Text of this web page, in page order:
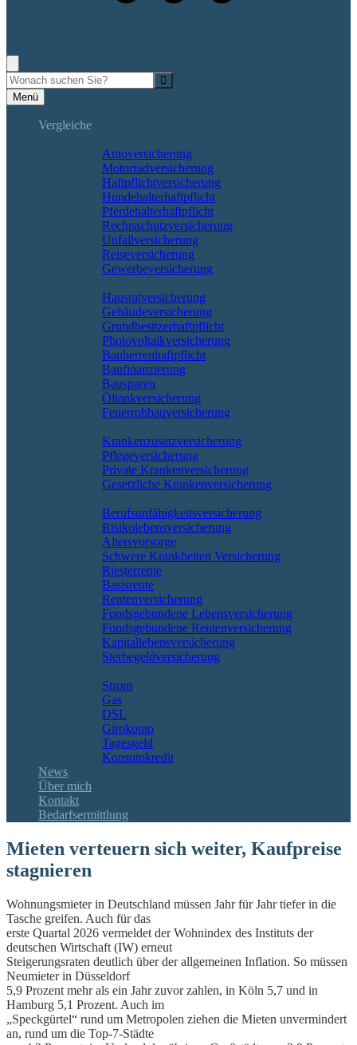
Menü
Vergleiche
Autoversicherung
Motorradversicherung
Haftpflichtversicherung
Hundehalterhaftpflicht
Pferdehalterhaftpflicht
Rechtsschutzversicherung
Unfallversicherung
Reiseversicherung
Gewerbeversicherung
Hausratversicherung
Gebäudeversicherung
Grundbesitzerhaftpflicht
Photovoltaikversicherung
Bauherrenhaftpflicht
Baufinanzierung
Bausparen
Öltankversicherung
Feuerrohbauversicherung
Krankenzusatzversicherung
Pflegeversicherung
Private Krankenversicherung
Gesetzliche Krankenversicherung
Berufs­unfähigkeitsversicherung
Risikolebensversicherung
Altersvorsorge
Schwere Krankheiten Versicherung
Riesterrente
Basisrente
Rentenversicherung
Fondsgebundene Lebensversicherung
Fondsgebundene Rentenversicherung
Kapitallebensversicherung
Sterbegeldversicherung
Strom
Gas
DSL
Girokonto
Tagesgeld
Konsumkredit
News
Über mich
Kontakt
Bedarfsermittlung
Mieten verteuern sich weiter, Kaufpreise
stagnieren
Wohnungsmieter in Deutschland müssen Jahr für Jahr tiefer in die
Tasche greifen. Auch für das
erste Quartal 2026 vermeldet der Wohnindex des Instituts der
deutschen Wirtschaft (IW) erneut
Steigerungsraten deutlich über der allgemeinen Inflation. So müssen
Neumieter in Düsseldorf
5,9 Prozent mehr als ein Jahr zuvor zahlen, in Köln 5,7 und in
Hamburg 5,1 Prozent. Auch im
„Speckgürtel“ rund um Metropolen ziehen die Mieten unvermindert
an, rund um die Top-7-Städte